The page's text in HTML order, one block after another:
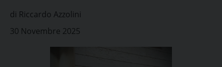
di Riccardo Azzolini
30 Novembre 2025